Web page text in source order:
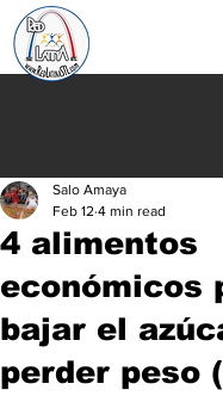
4 alimentos
económicos
bajar el
perder peso
Salo Amaya
Feb 12 4 min read